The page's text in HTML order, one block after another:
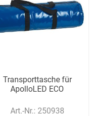
Transporttasche für
ApolloLED ECO
Art.-Nr.: 250938